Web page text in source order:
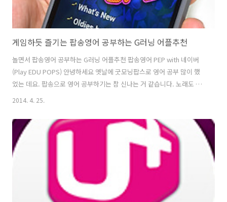
게임하듯 즐기는 팝송영어 공부하는 G러닝 어플추천
놀면서 팝송영어 공부하는 G러닝 어플추천 팝송영어 PEP with 네이버
(Play EDU POPS) 안녕하세요 옛날에 굿모닝팝스로 영어 공부 많이 했
었는 데요. 팝송으로 영어 공부하기는 참 신나는 거 같습니다. 노래도 배
우고~ 단어랑 문법, 어휘도 배울 수 있으니 일석이조가 아닐까 생각이 드
송영어" 어플입니다. 심심하지 않게 게임으로 즐길 수 있는 G러닝
(Game Based Learning)이란 이런 거라는 것을 쉽게 보여주네요. 음악
감상하면서 게임을 하면서 영어를 배울 수 있어 즐겁습니다. 영어에 실증
을 느끼셨던 분들은 다시 한번 영어공부에 도전해보면 어떨까요? 팝송영
어 PEP with 네이버 게임을 즐기면서 할 수 있는 팝송영어..
2014. 4. 25.